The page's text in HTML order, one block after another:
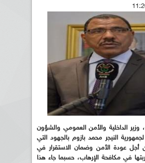
وزير الداخلية والأمن العمومي والشؤون
لجمهورية النيجر محمد بازوم بالجهود التي
من أجل عودة الأمن وضمان الاستقرار في
في مكافحة الإرهاب، حسبما جاء هذا